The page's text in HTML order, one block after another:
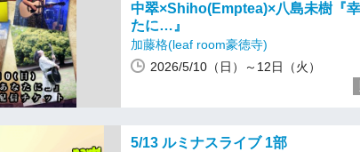
中翠×Shiho(Emptea)×八島未樹『
たに…』
加藤格(leaf room豪徳寺)
2026/5/10（日）～12日（火）
5/13 ルミナスライブ 1部